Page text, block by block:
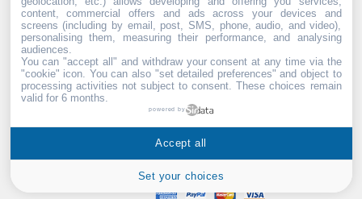
Partenaires web : Mdose
Multiroir © 2026. Tous droits
content, commercial offers and ads across your devices and
screens (including by email, post, SMS, phone, audio, and video),
personalising them, measuring their performance, and analysing
audiences.
You can "accept all" and withdraw your consent at any time via the
"cookie" icon . You can also "set detailed preferences" and object to
processing activities not subject to consent. These choices remain
valid for 6 months.
powered by
Set your choices
Accept all